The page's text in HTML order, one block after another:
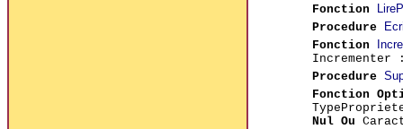
Fonction
Procedure
Fonction
Procedure
Fonction
Nul Ou